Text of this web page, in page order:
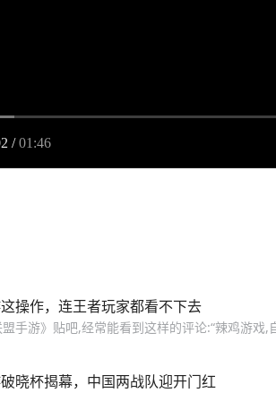
/ 01:46
操作，连王者玩家都看不下去
手游》贴吧,经常能看到这样的评论:“辣鸡游戏,
晓杯揭幕，中国两战队迎开门红